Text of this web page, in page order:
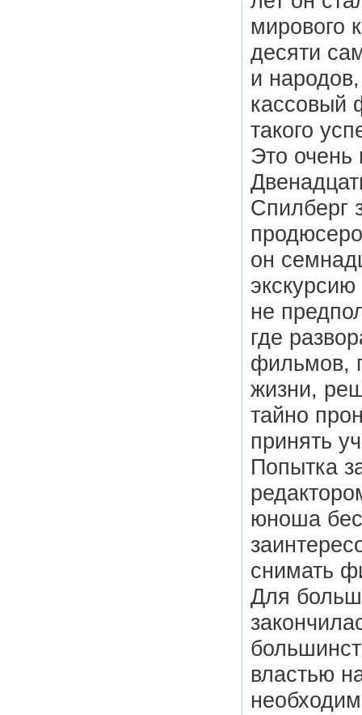
мирового
десяти
и
кассовый
такого
Это очень
Спилберг
он
не
где
фильмов,
жизни,
тайно
принять
Попытка
юноша
снимать
Для
властью